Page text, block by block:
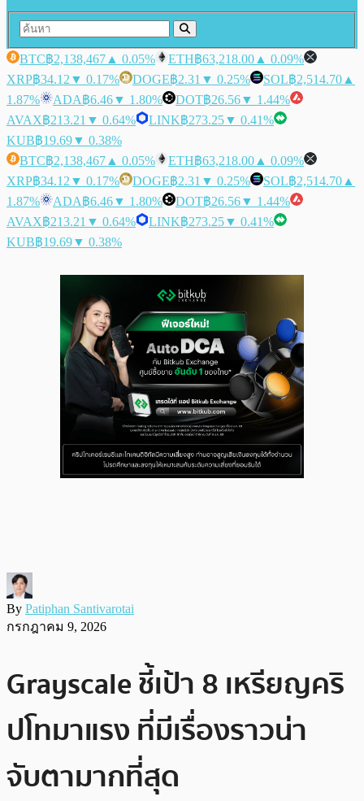
BTC฿2,138,467 ▲ 0.05% ETH฿63,218.00 ▲ 0.09%
XRP฿34.12 ▼ 0.17% DOGE฿2.31 ▼ 0.25% SOL฿2,514.70 ▲
1.87%
ADA฿6.46▼ 1.80% DOT฿26.56▼ 1.44%
AVAX฿213.21 ▼ 0.64% LINK฿273.25▼ 0.41%
KUB฿19.69▼ 0.38%
BTC฿2,138,467 ▲ 0.05% ETH฿63,218.00 ▲ 0.09%
XRP฿34.12 ▼ 0.17% DOGE฿2.31 ▼ 0.25% SOL฿2,514.70 ▲
1.87%
ADA฿6.46▼ 1.80% DOT฿26.56▼ 1.44%
AVAX฿213.21 ▼ 0.64% LINK฿273.25▼ 0.41%
KUB฿19.69▼ 0.38%
By Patiphan Santivarotai
กรกฎาคม 9, 2026
Grayscale ชี้เป้า 8 เหรียญคริ
ปโทมาแรง ที่มีเรื่องราวน่า
จับตามากที่สุด